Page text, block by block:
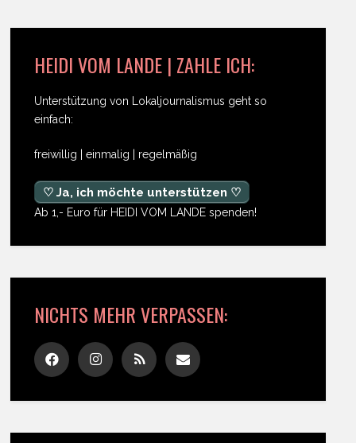
HEIDI VOM LANDE | ZAHLE ICH:
Unterstützung von Lokaljournalismus geht so
einfach:
freiwillig | einmalig | regelmäßig
♡ Ja, ich möchte unterstützen ♡
Ab 1,- Euro für HEIDI VOM LANDE spenden!
NICHTS MEHR VERPASSEN: